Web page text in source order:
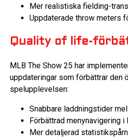
Mer realistiska fielding-
Uppdaterade throw meters
Quality of life-
MLB The Show 25 har
uppdateringar som förbättrar den
spelupplevelsen:
Snabbare laddningstider
Förbättrad menynavigering i
Mer detaljerad